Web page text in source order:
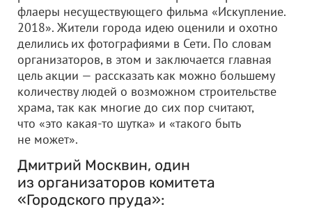
флаеры несуществующего фильма «Искупление.
2018». Жители города идею оценили и охотно
делились их фотографиями в Сети. По словам
организаторов, в этом и заключается главная
цель акции — рассказать как можно большему
количеству людей о возможном строительстве
храма, так как многие до сих пор считают,
что «это какая-то шутка» и «такого быть
не может».
Дмитрий Москвин, один
из организаторов комитета
«Городского пруда»: